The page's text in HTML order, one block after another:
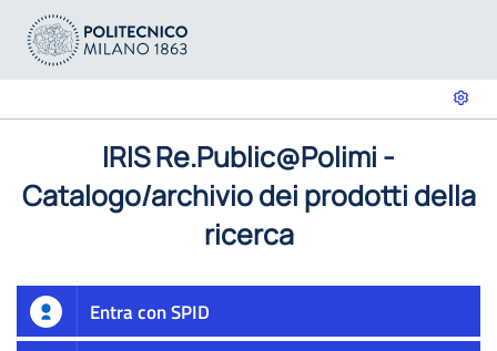
IRIS Re.Public@Polimi -
Catalogo/archivio dei prodotti della
ricerca
Entra con SPID